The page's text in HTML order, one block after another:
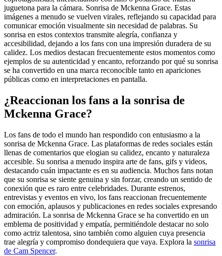
juguetona para la cámara. Sonrisa de Mckenna Grace. Estas
imágenes a menudo se vuelven virales, reflejando su capacidad para
comunicar emoción visualmente sin necesidad de palabras. Su
sonrisa en estos contextos transmite alegría, confianza y
accesibilidad, dejando a los fans con una impresión duradera de su
calidez. Los medios destacan frecuentemente estos momentos como
ejemplos de su autenticidad y encanto, reforzando por qué su sonrisa
se ha convertido en una marca reconocible tanto en apariciones
públicas como en interpretaciones en pantalla.
¿Reaccionan los fans a la sonrisa de
Mckenna Grace?
Los fans de todo el mundo han respondido con entusiasmo a la
sonrisa de Mckenna Grace. Las plataformas de redes sociales están
llenas de comentarios que elogian su calidez, encanto y naturaleza
accesible. Su sonrisa a menudo inspira arte de fans, gifs y videos,
destacando cuán impactante es en su audiencia. Muchos fans notan
que su sonrisa se siente genuina y sin forzar, creando un sentido de
conexión que es raro entre celebridades. Durante estrenos,
entrevistas y eventos en vivo, los fans reaccionan frecuentemente
con emoción, aplausos y publicaciones en redes sociales expresando
admiración. La sonrisa de Mckenna Grace se ha convertido en un
emblema de positividad y empatía, permitiéndole destacar no solo
como actriz talentosa, sino también como alguien cuya presencia
trae alegría y compromiso dondequiera que vaya. Explora la sonrisa
de Cam Spencer.